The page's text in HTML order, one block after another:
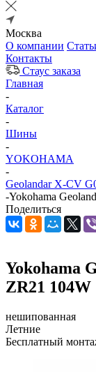
Москва
О компании
Контакты
Стаус заказа
Главная
-
Каталог
-
Шины
-
YOKOHAMA
-
Geolandar X-CV
-Yokohama
Поделиться
Yokohama
ZR21 104W
нешипованная
Летние
Бесплатный